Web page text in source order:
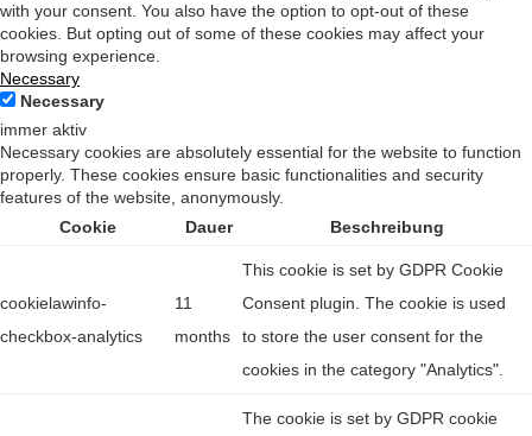
with your consent. You also have the option to opt-out of these
cookies. But opting out of some of these cookies may affect your
browsing experience.
Necessary
Necessary
immer aktiv
Necessary cookies are absolutely essential for the website to function
properly. These cookies ensure basic functionalities and security
features of the website, anonymously.
Cookie
Dauer Beschreibung
cookielawinfo-
checkbox-analytics
11
months
This cookie is set by GDPR Cookie
Consent plugin. The cookie is used
to store the user consent for the
cookies in the category "Analytics".
The cookie is set by GDPR cookie